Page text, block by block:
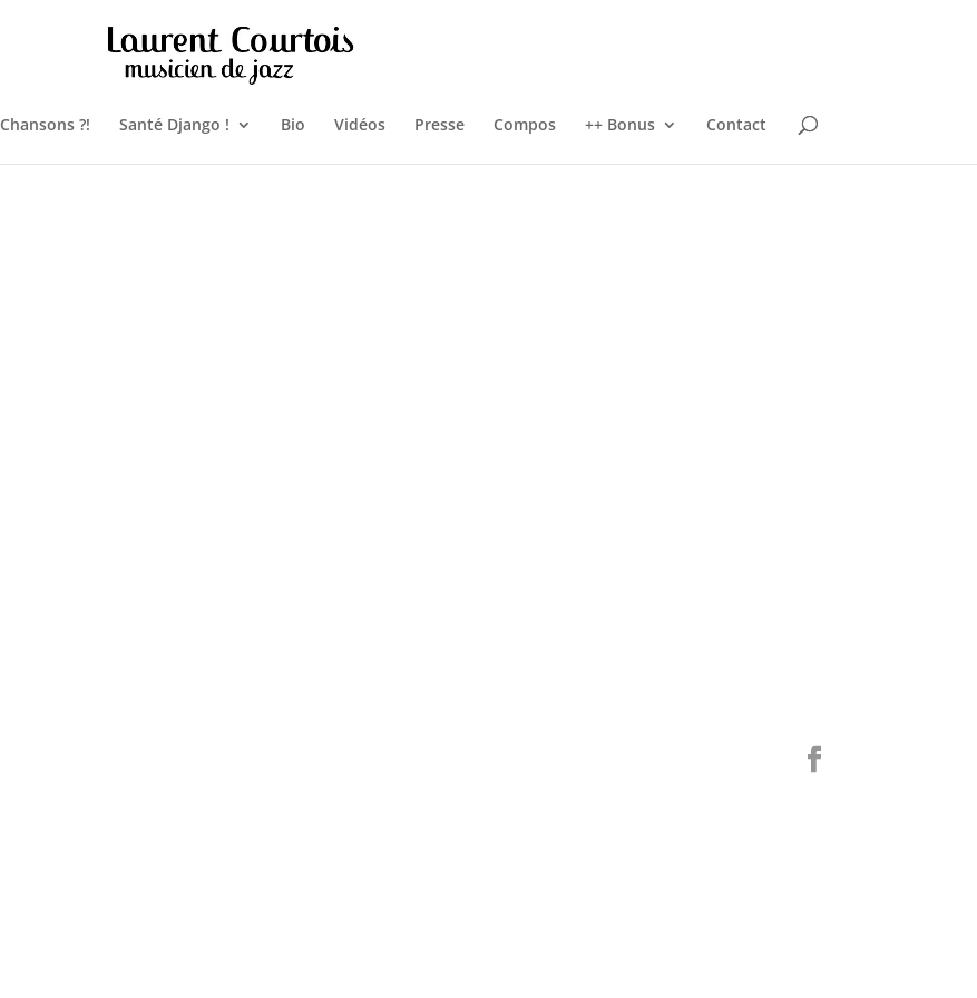
Chansons ?! Santé Django ! Bio Vidéos Presse Compos ++ Bonus Contact